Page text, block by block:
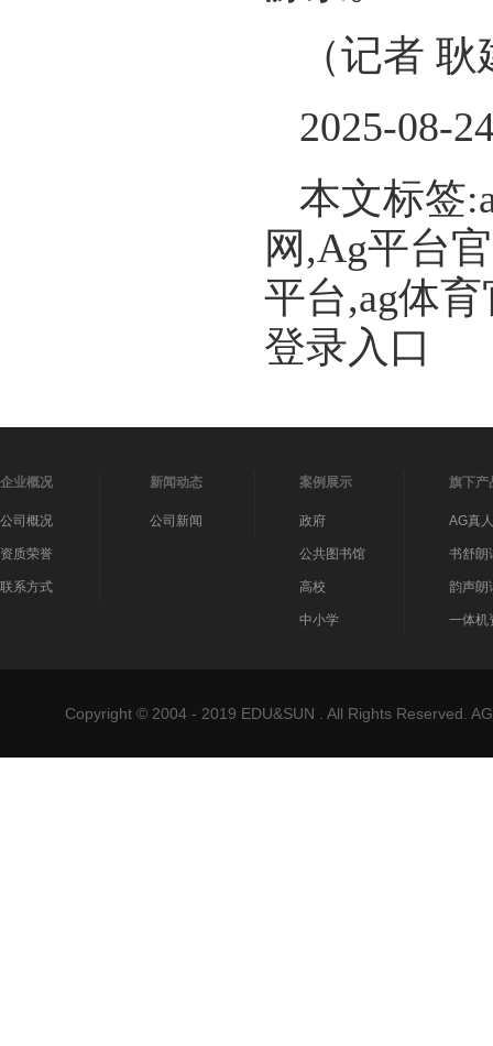
（记者
2025-08-
本文标签
网,Ag平台
平台,ag体
登录入口
企业概况
公司概况
资质荣誉
联系方式
新闻动态
公司新闻
案例展示
政府
公共图书馆
高校
中小学
旗下产
AG真
书舒朗
韵声朗
一体机
Copyright © 2004 - 2019 EDU&SUN . All Rights Reserved.